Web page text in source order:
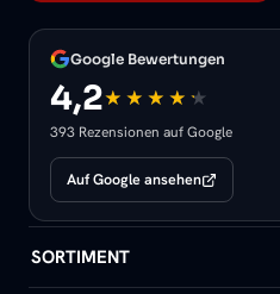
Google Bewertungen
4,2
393 Rezensionen auf Google
Auf Google ansehen
SORTIMENT